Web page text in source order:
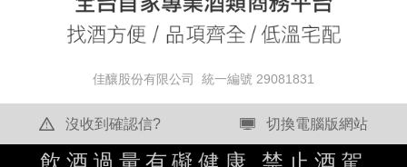
佳釀股份有限公司 統一編號 29081831
沒收到確認信? 切換電腦版網站
飲酒過量有礙健康 禁止酒駕